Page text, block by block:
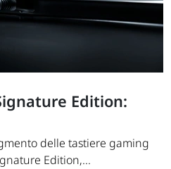
Edition:
delle tastiere gaming
Edition,...